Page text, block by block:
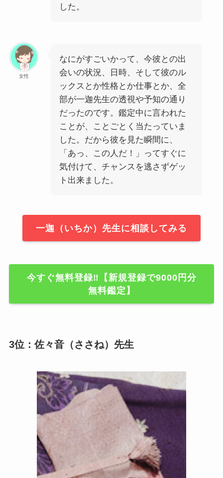
した。
女性
なにがすごいかって、今彼との出
会いの状況、日時、そして彼のル
ックスとか性格とか仕事とか、全
部が一迦先生の透視や予知の通り
だったのです。鑑定中に言われた
ことが、ことごとく当たっていま
した。だから彼を見た瞬間に、
「あっ、この人だ！」ってすぐに
気付けて、チャンスを逃さずゲッ
ト出来ました。
一迦（いちか）先生に相談してみる
今すぐ無料登録‼【新規登録で9000円分
無料鑑定】
3位：佐々音（ささね）先生